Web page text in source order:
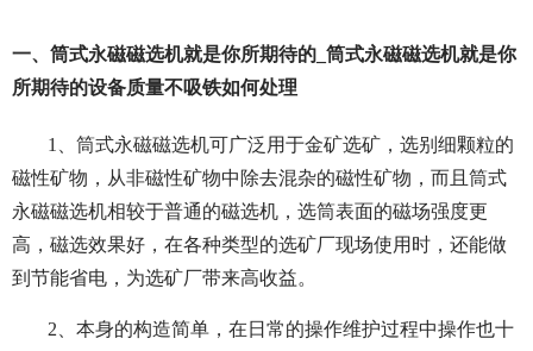
一、筒式永磁磁选机就是你所期待的_筒式永磁磁选机就是你
所期待的设备质量不吸铁如何处理
1、筒式永磁磁选机可广泛用于金矿选矿，选别细颗粒的
磁性矿物，从非磁性矿物中除去混杂的磁性矿物，而且筒式
永磁磁选机相较于普通的磁选机，选筒表面的磁场强度更
高，磁选效果好，在各种类型的选矿厂现场使用时，还能做
到节能省电，为选矿厂带来高收益。
2、本身的构造简单，在日常的操作维护过程中操作也十